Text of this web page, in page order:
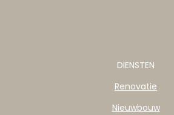
DIENSTEN
Renovatie
Nieuwbouw